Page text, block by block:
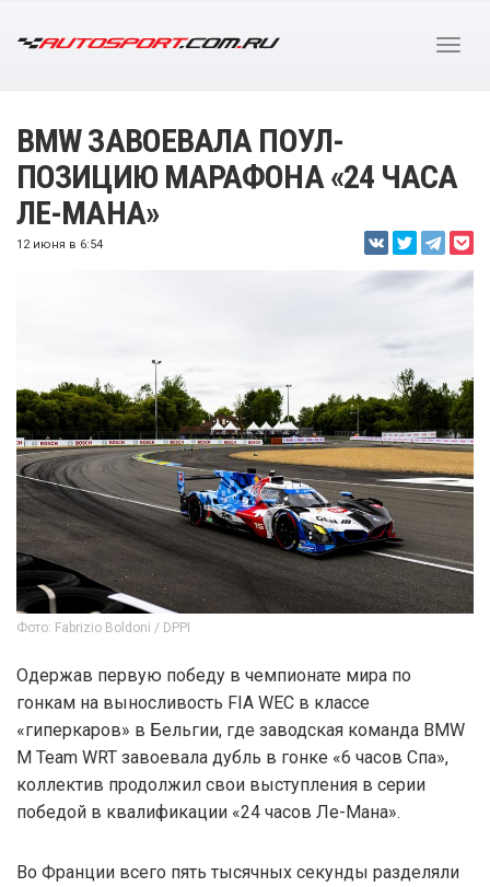
BMW ЗАВОЕВАЛА ПОУЛ-
ПОЗИЦИЮ МАРАФОНА «24 ЧАСА
ЛЕ-МАНА»
12 июня в 6:54
Фото: Fabrizio Boldoni / DPPI
Одержав первую победу в чемпионате мира по
гонкам на выносливость FIA WEC в классе
«гиперкаров» в Бельгии, где заводская команда BMW
M Team WRT завоевала дубль в гонке «6 часов Спа»,
коллектив продолжил свои выступления в серии
победой в квалификации «24 часов Ле-Мана».
Во Франции всего пять тысячных секунды разделяли